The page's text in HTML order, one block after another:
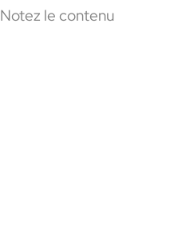
Notez le contenu